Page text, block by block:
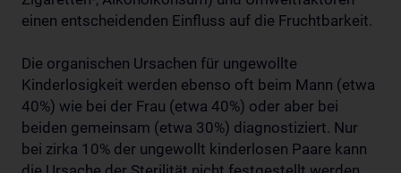
einen entscheidenden Einfluss auf die Fruchtbarkeit.
Die organischen Ursachen für ungewollte
Kinderlosigkeit werden ebenso oft beim Mann (etwa
40%) wie bei der Frau (etwa 40%) oder aber bei
beiden gemeinsam (etwa 30%) diagnostiziert. Nur
bei zirka 10% der ungewollt kinderlosen Paare kann